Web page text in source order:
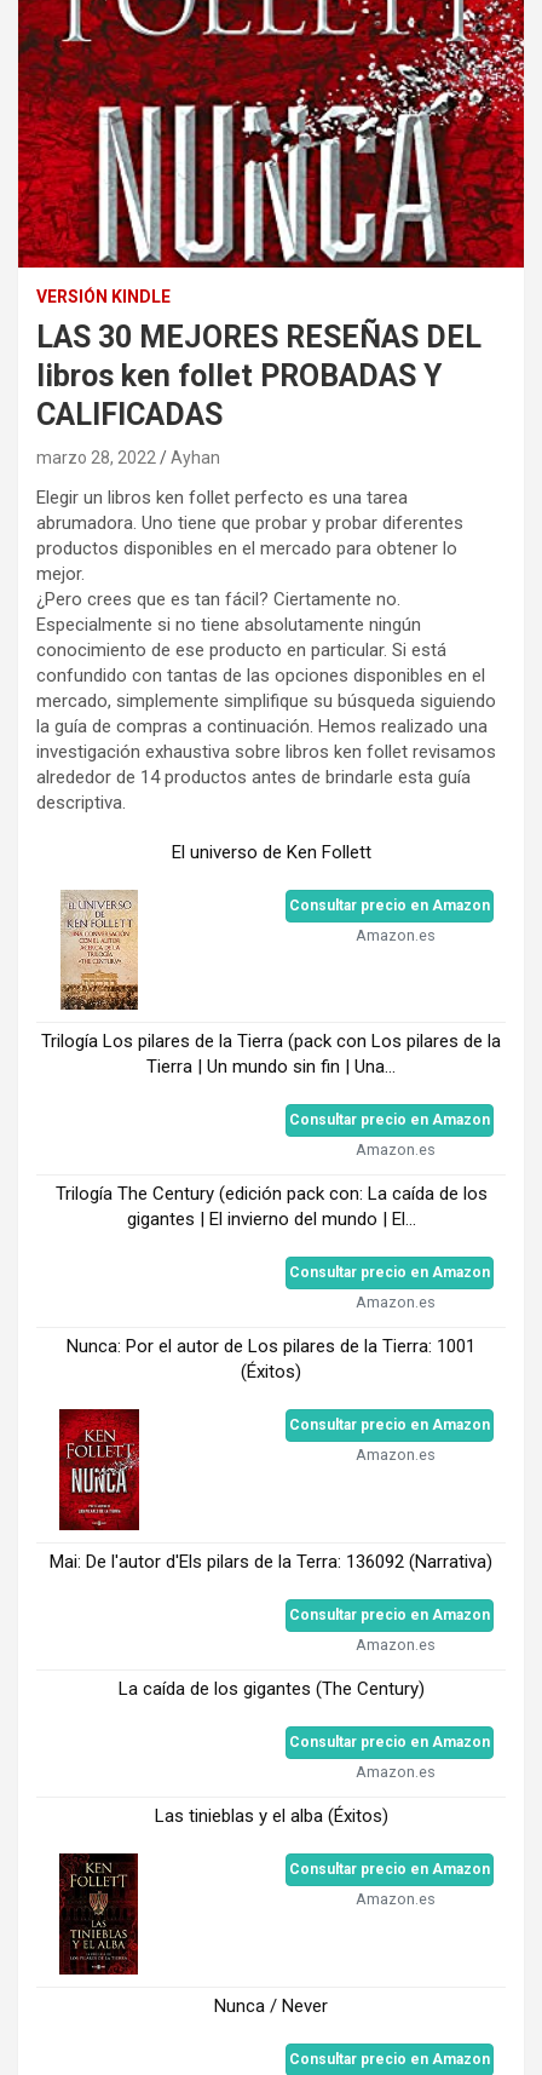
VERSIÓN KINDLE
LAS 30 MEJORES RESEÑAS DEL
libros ken follet PROBADAS Y
CALIFICADAS
marzo 28, 2022 Ayhan
Elegir un libros ken follet perfecto es una tarea
abrumadora. Uno tiene que probar y probar diferentes
productos disponibles en el mercado para obtener lo
mejor.
¿Pero crees que es tan fácil? Ciertamente no.
Especialmente si no tiene absolutamente ningún
conocimiento de ese producto en particular. Si está
confundido con tantas de las opciones disponibles en el
mercado, simplemente simplifique su búsqueda siguiendo
la guía de compras a continuación. Hemos realizado una
investigación exhaustiva sobre libros ken follet revisamos
alrededor de 14 productos antes de brindarle esta guía
descriptiva.
El universo de Ken Follett
Consultar precio en Amazon
Amazon.es
Trilogía Los pilares de la Tierra (pack con Los pilares de la
Tierra | Un mundo sin fin | Una...
Consultar precio en Amazon
Amazon.es
Trilogía The Century (edición pack con: La caída de los
gigantes | El invierno del mundo | El...
Consultar precio en Amazon
Amazon.es
Nunca: Por el autor de Los pilares de la Tierra: 1001
(Éxitos)
Consultar precio en Amazon
Amazon.es
Mai: De l'autor d'Els pilars de la Terra: 136092 (Narrativa)
Consultar precio en Amazon
Amazon.es
La caída de los gigantes (The Century)
Consultar precio en Amazon
Amazon.es
Las tinieblas y el alba (Éxitos)
Consultar precio en Amazon
Amazon.es
Nunca / Never
Consultar precio en Amazon